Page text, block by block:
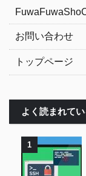
お問い合わせ
トップページ
よく読まれて
1